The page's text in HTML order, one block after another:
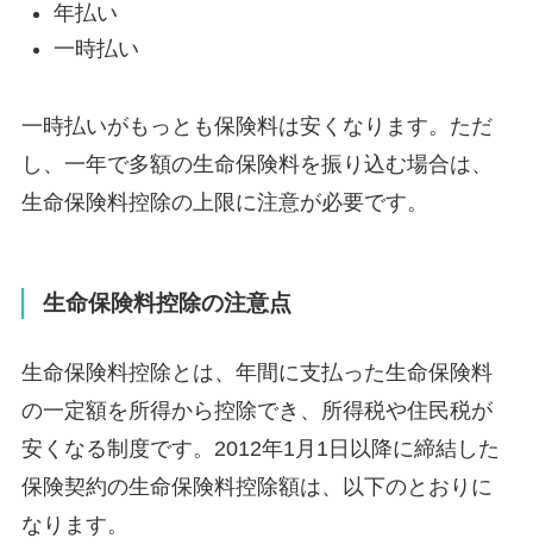
年払い
一時払い
一時払いがもっとも保険料は安くなります。ただ
し、一年で多額の生命保険料を振り込む場合は、
生命保険料控除の上限に注意が必要です。
生命保険料控除の注意点
生命保険料控除とは、年間に支払った生命保険料
の一定額を所得から控除でき、所得税や住民税が
安くなる制度です。2012年1月1日以降に締結した
保険契約の生命保険料控除額は、以下のとおりに
なります。